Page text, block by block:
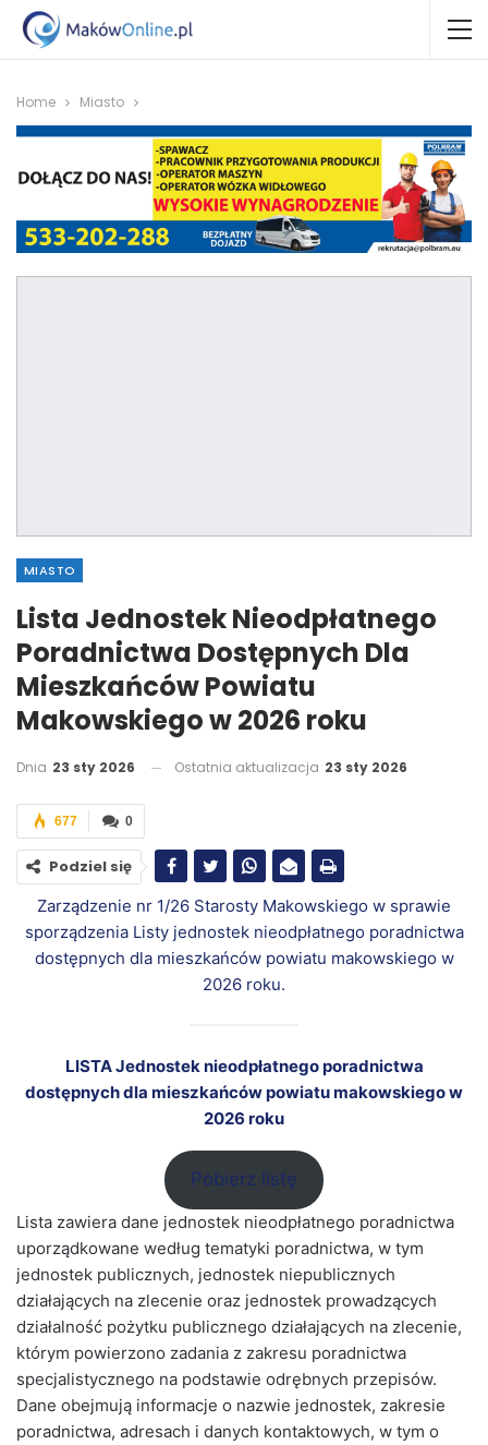
Home Miasto
MIASTO
Lista Jednostek Nieodpłatnego
Poradnictwa Dostępnych Dla
Mieszkańców Powiatu
Makowskiego w 2026 roku
Dnia 23 sty 2026 Ostatnia aktualizacja 23 sty 2026
0
677
Podziel się
Zarządzenie nr 1/26 Starosty Makowskiego w sprawie
sporządzenia Listy jednostek nieodpłatnego poradnictwa
dostępnych dla mieszkańców powiatu makowskiego w
2026 roku.
LISTA Jednostek nieodpłatnego poradnictwa
dostępnych dla mieszkańców powiatu makowskiego w
2026 roku
Pobierz listę
Lista zawiera dane jednostek nieodpłatnego poradnictwa
uporządkowane według tematyki poradnictwa, w tym
jednostek publicznych, jednostek niepublicznych
działających na zlecenie oraz jednostek prowadzących
działalność pożytku publicznego działających na zlecenie,
którym powierzono zadania z zakresu poradnictwa
specjalistycznego na podstawie odrębnych przepisów.
Dane obejmują informacje o nazwie jednostek, zakresie
poradnictwa, adresach i danych kontaktowych, w tym o